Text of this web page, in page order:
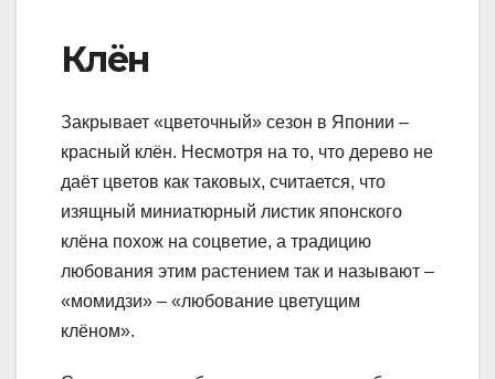
Клён
Закрывает «цветочный» сезон в Японии –
красный клён. Несмотря на то, что дерево не
даёт цветов как таковых, считается, что
изящный миниатюрный листик японского
клёна похож на соцветие, а традицию
любования этим растением так и называют –
«момидзи» – «любование цветущим
клёном».